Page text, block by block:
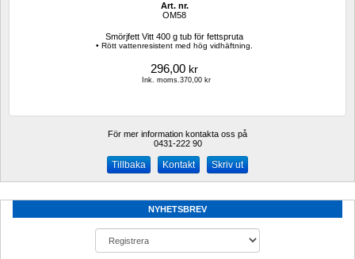
Art. nr.
OM58
Smörjfett Vitt 400 g tub för fettspruta
• Rött vattenresistent med hög vidhäftning.
296,00 kr
Ink. moms.370,00 kr
För mer information kontakta oss på
0431-222 90
Kontakt Skriv ut
NYHETSBREV